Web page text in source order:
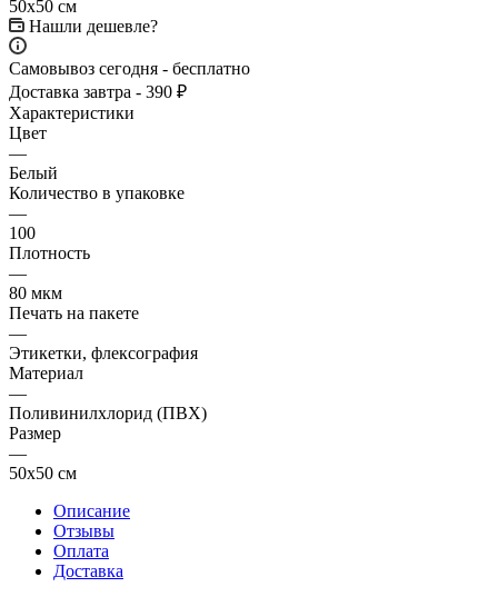
Нашли дешевле?
Самовывоз сегодня - бесплатно
Доставка завтра - 390 ₽
Характеристики
Цвет
—
Белый
Количество в упаковке
—
100
Плотность
—
80 мкм
Печать на пакете
—
Этикетки, флексография
Материал
—
Поливинилхлорид (ПВХ)
Размер
—
50х50 см
Описание
Отзывы
Оплата
Доставка